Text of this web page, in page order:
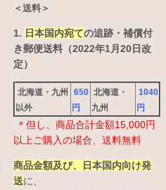
＜送料＞
1. 日本国内宛ての追跡・補償付
き郵便送料（2022年1月20日改
定）
北海道・九州
以外
650
円
北海道・
九州
1040
円
＊但し、商品合計金額15,000円
以上ご購入の場合、送料無料
商品金額及び、日本国内向け発
送に、